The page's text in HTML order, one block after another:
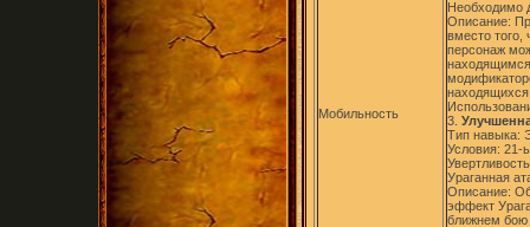
Мобильность
Необходимо
Описание:
вместо того,
персонаж
находящихся
3.
Тип навыка:
Условия: 21-
Ураганная
Описание:
эффект
ближнем бою